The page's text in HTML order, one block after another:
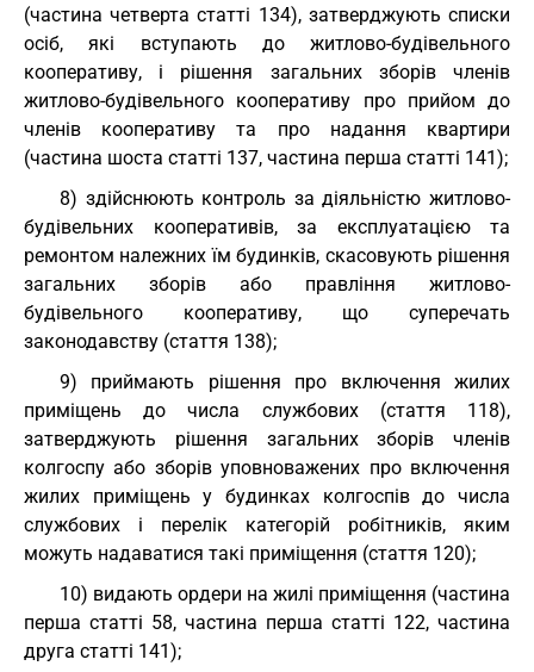
(частина четверта статті 134), затверджують списки
осіб, які вступають до житлово-будівельного
кооперативу, і рішення загальних зборів членів
житлово-будівельного кооперативу про прийом до
членів кооперативу та про надання квартири
(частина шоста статті 137, частина перша статті 141);
8) здійснюють контроль за діяльністю житлово-
будівельних кооперативів, за експлуатацією та
ремонтом належних їм будинків, скасовують рішення
загальних зборів або правління житлово-
будівельного кооперативу, що суперечать
законодавству (стаття 138);
9) приймають рішення про включення жилих
приміщень до числа службових (стаття 118),
затверджують рішення загальних зборів членів
колгоспу або зборів уповноважених про включення
жилих приміщень у будинках колгоспів до числа
службових і перелік категорій робітників, яким
можуть надаватися такі приміщення (стаття 120);
10) видають ордери на жилі приміщення (частина
перша статті 58, частина перша статті 122, частина
друга статті 141);